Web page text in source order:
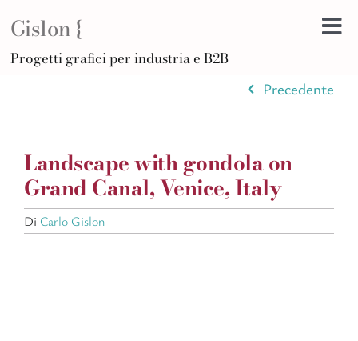
Gislon {
Progetti grafici per industria e B2B
Precedente
Landscape with gondola on
Grand Canal, Venice, Italy
Di Carlo Gislon